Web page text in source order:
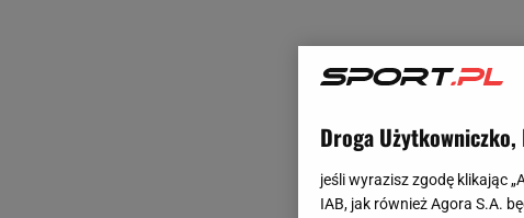
Droga
jeśli wyrazisz zgodę klikając
IAB, jak również Agora S.A.